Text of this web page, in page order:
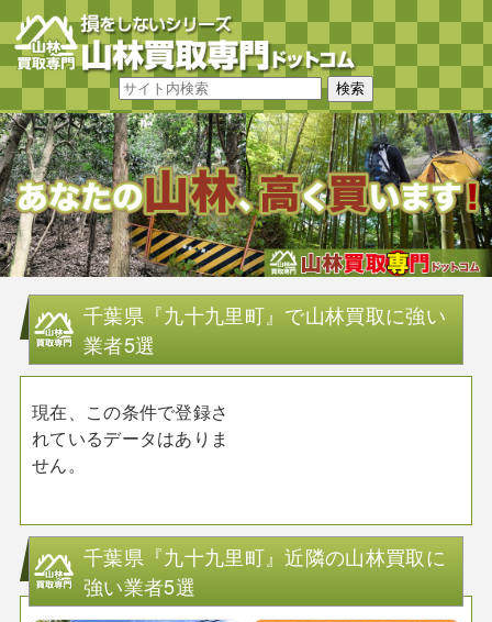
千葉県『九十九里町』で山林買取に強い
業者5選
現在、この条件で登録さ
れているデータはありま
せん。
千葉県『九十九里町』近隣の山林買取に
強い業者5選